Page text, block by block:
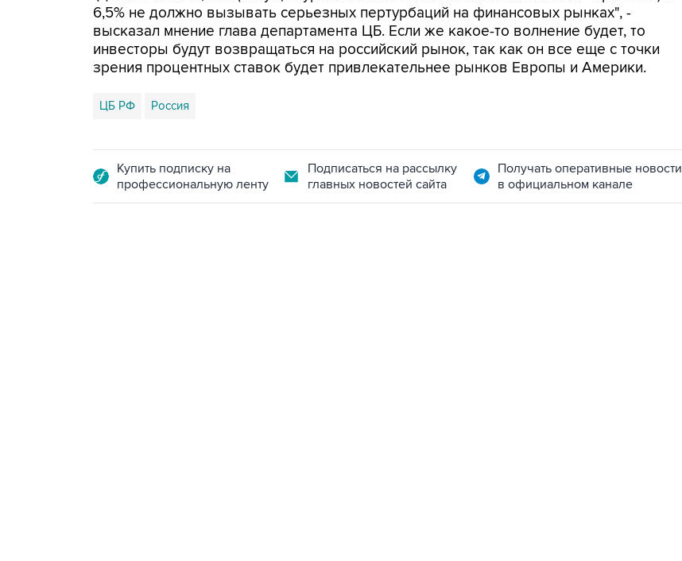
6,5% не должно вызывать серьезных пертурбаций на финансовых рынках", -
высказал мнение глава департамента ЦБ. Если же какое-то волнение будет, то
инвесторы будут возвращаться на российский рынок, так как он все еще с точки
зрения процентных ставок будет привлекательнее рынков Европы и Америки.
ЦБ РФ Россия
Купить подписку на
профессиональную ленту
Подписаться на рассылку
главных новостей сайта
Получать оперативные новости
в официальном канале